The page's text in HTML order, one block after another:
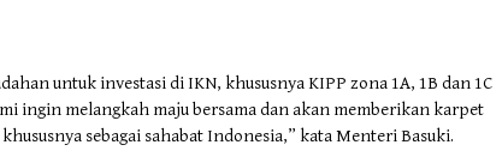
untuk investasi di IKN, khususnya KIPP zona 1A, 1B dan 1C
ingin melangkah maju bersama dan akan memberikan karpet
sebagai sahabat Indonesia,” kata Menteri Basuki.